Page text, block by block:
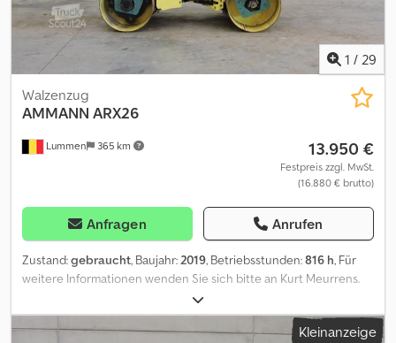
1 / 29
Lummen 365 km
Walzenzug
AMMANN ARX26
13.950 €
Festpreis zzgl. MwSt.
(16.880 € brutto)
Anfragen Anrufen
Zustand:gebraucht, Baujahr:2019, Betriebsstunden:816 h, Für
weitere Informationen wenden Sie sich bitte an Kurt Meurrens.
Kleinanzeige